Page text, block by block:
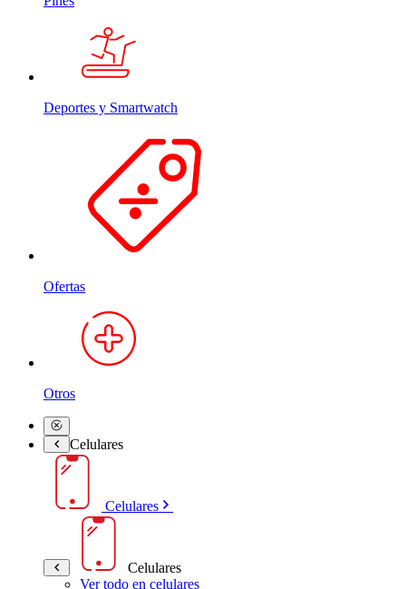
Deportes y Smartwatch
Ofertas
Otros
Celulares
Celulares
Celulares
Ver todo en celulares